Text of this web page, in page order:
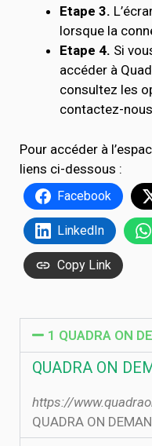
Etape 3.
lorsque la
Etape 4. Si
accéder à
consultez les
contactez-
Pour accéder à
liens ci-dessous :
Facebook
LinkedIn
Copy Link
1 QUADRA ON
QUADRA ON
https://
QUADRA ON